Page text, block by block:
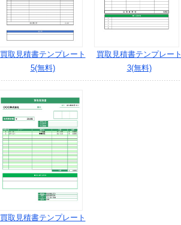
買取見積書テンプレート
5(無料)
買取見積書テンプレート
3(無料)
買取見積書テンプレート